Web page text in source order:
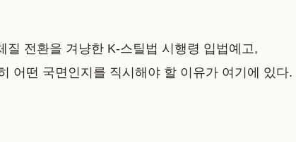
전환을 겨냥한 K-스틸법 시행령 입법예고,
어떤 국면인지를 직시해야 할 이유가 여기에 있다.